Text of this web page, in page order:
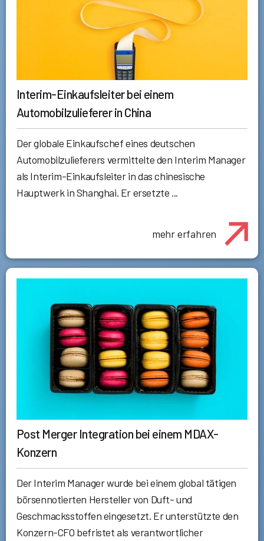
Interim-Einkaufsleiter bei einem
Automobilzulieferer in China
Der globale Einkaufschef eines deutschen
Automobilzulieferers vermittelte den Interim Manager
als Interim-Einkaufsleiter in das chinesische
Hauptwerk in Shanghai. Er ersetzte ...
mehr erfahren
Post Merger Integration bei einem MDAX-
Konzern
Der Interim Manager wurde bei einem global tätigen
börsennotierten Hersteller von Duft- und
Geschmacksstoffen eingesetzt. Er unterstützte den
Konzern-CFO befristet als verantwortlicher